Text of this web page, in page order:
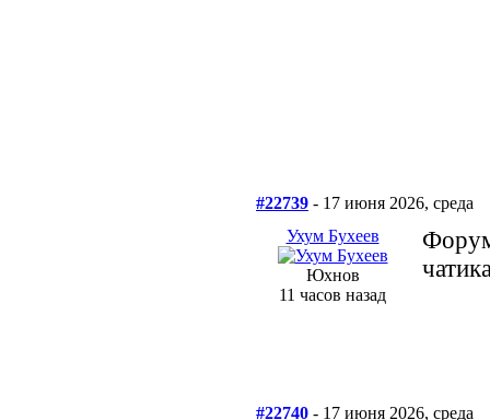
#22739 - 17 июня 2026, среда
Ухум Бухеев
Юхнов
11 часов назад
#22740 - 17 июня 2026, среда